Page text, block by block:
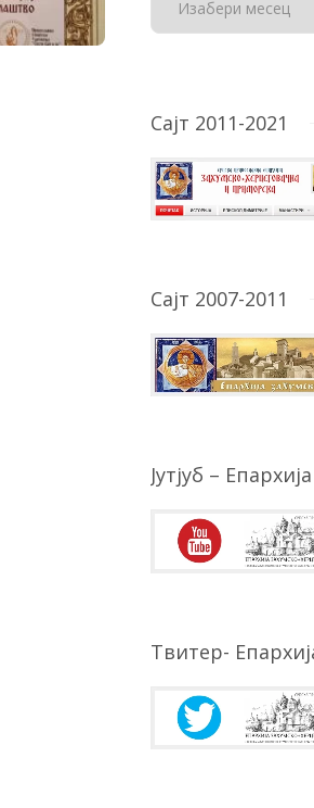
Сајт 2011-2021
Сајт 2007-2011
Јутјуб –
Твитер-